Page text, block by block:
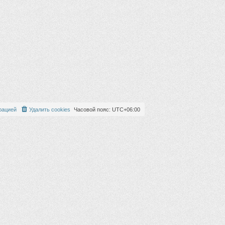
Часовой пояс: UTC+06:00
Удалить cookies